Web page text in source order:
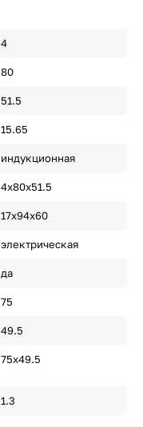
4
80
51.5
15.65
индукционная
4х80х51.5
17х94х60
электрическая
да
75
49.5
75х49.5
1.3